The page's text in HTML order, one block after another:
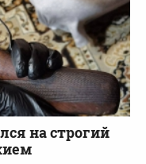
на строгий